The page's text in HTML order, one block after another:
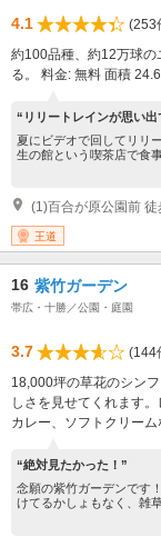
4.1
(253
約100品種、約12万球の
る。 料金: 無料 面積
“リリートレインが思い出
夏にビデオで回してリリ
生の館という喫茶店で食事
王道
16 紫竹ガーデン
帯広・十勝／公園・庭園
3.7
(144
18,000坪の草花のシン
しさを見せてくれます
カレー、ソフトクリーム
“絶対見たかった！”
念願の紫竹ガーデンです
けてるかしょもなく、雑草